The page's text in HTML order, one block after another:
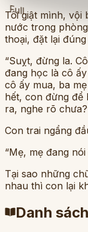
Full
Tôi giật mình, vội
nước trong
thoại, đặt lại
“Suỵt, đừng la.
đang học là cô
cô ấy mua, ba
hết, con đừng để
ra, nghe rõ
Con trai ngẩng
“Mẹ, mẹ đang
Tại sao những
nhau thì con lại
Danh